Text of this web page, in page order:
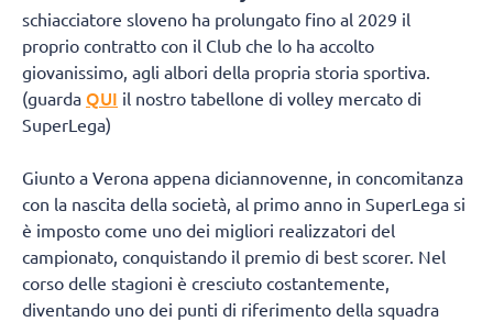
schiacciatore sloveno ha prolungato fino al 2029 il
proprio contratto con il Club che lo ha accolto
giovanissimo, agli albori della propria storia sportiva.
(guarda QUI il nostro tabellone di volley mercato di
SuperLega)
Giunto a Verona appena diciannovenne, in concomitanza
con la nascita della società, al primo anno in SuperLega si
è imposto come uno dei migliori realizzatori del
campionato, conquistando il premio di best scorer. Nel
corso delle stagioni è cresciuto costantemente,
diventando uno dei punti di riferimento della squadra